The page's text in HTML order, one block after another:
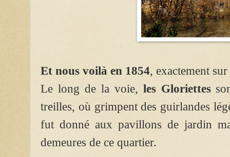
Et nous voilà en 1854, exactement
Le long de la voie, les Gloriettes
treilles, où grimpent des guirlandes
fut donné aux pavillons de jardin
demeures de ce quartier.